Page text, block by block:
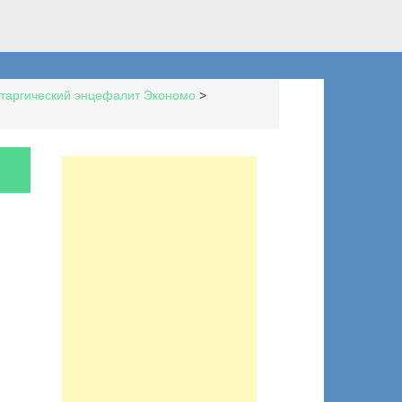
энцефалит Экономо >